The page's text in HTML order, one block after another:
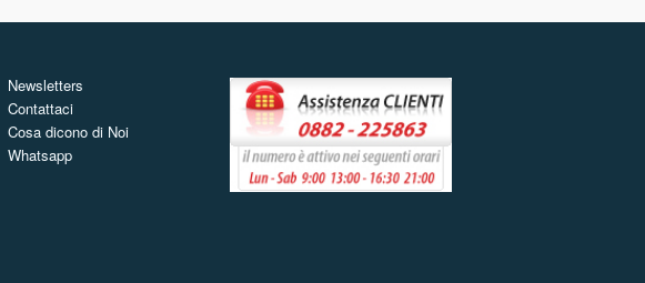
Newsletters
Contattaci
Cosa dicono di Noi
Whatsapp